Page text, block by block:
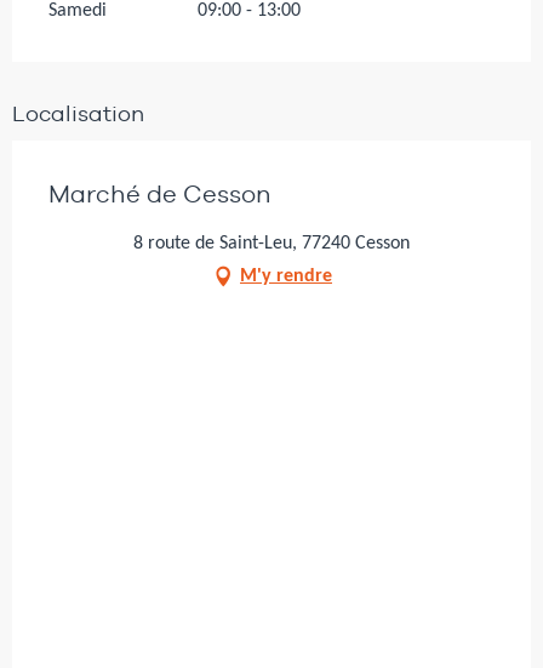
Samedi 09:00 - 13:00
Localisation
Marché de Cesson
8 route de Saint-Leu, 77240 Cesson
M'y rendre